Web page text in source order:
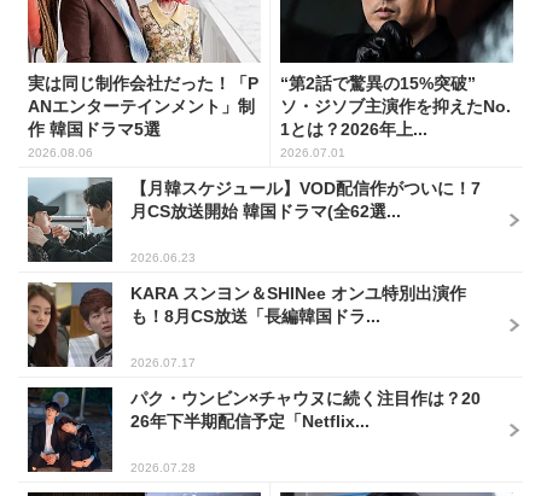
実は同じ制作会社だった！「P
ANエンターテインメント」制
作 韓国ドラマ5選
2026.08.06
“第2話で驚異の15%突破”
ソ・ジソブ主演作を抑えたNo.
1とは？2026年上...
2026.07.01
【月韓スケジュール】VOD配信作がついに！7
月CS放送開始 韓国ドラマ(全62選...
2026.06.23
KARA スンヨン＆SHINee オンユ特別出演作
も！8月CS放送「長編韓国ドラ...
2026.07.17
パク・ウンビン×チャウヌに続く注目作は？20
26年下半期配信予定「Netflix...
2026.07.28